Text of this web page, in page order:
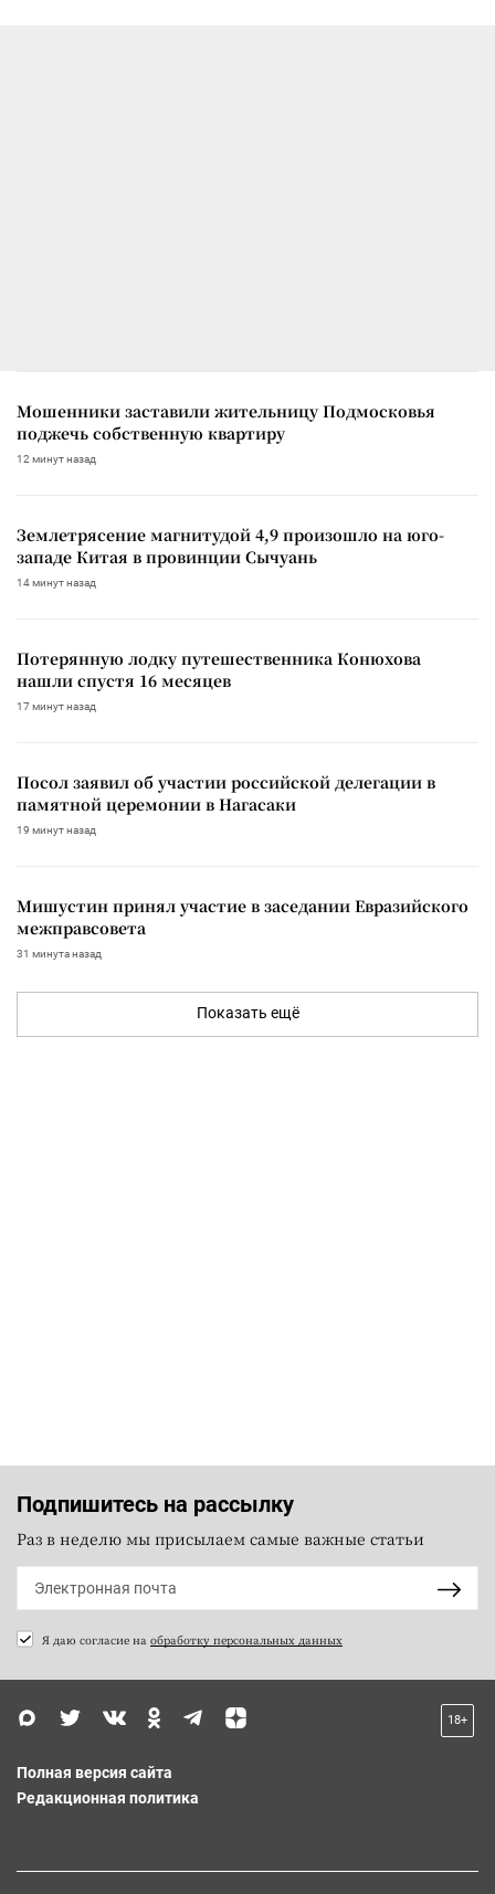
Мошенники заставили жительницу Подмосковья
поджечь собственную квартиру
12 минут назад
Землетрясение магнитудой 4,9 произошло на юго-
западе Китая в провинции Сычуань
14 минут назад
Потерянную лодку путешественника Конюхова
нашли спустя 16 месяцев
17 минут назад
Посол заявил об участии российской делегации в
памятной церемонии в Нагасаки
19 минут назад
Мишустин принял участие в заседании Евразийского
межправсовета
31 минута назад
Показать ещё
Подпишитесь на рассылку
Раз в неделю мы присылаем самые важные статьи
Я даю согласие на обработку персональных данных
18+
Полная версия сайта
Редакционная политика